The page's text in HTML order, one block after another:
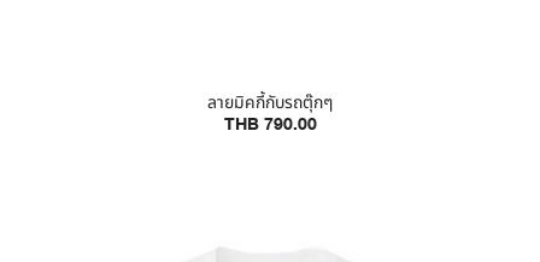
ลายมิคกี้กับรถตุ๊กๆ
THB 790.00